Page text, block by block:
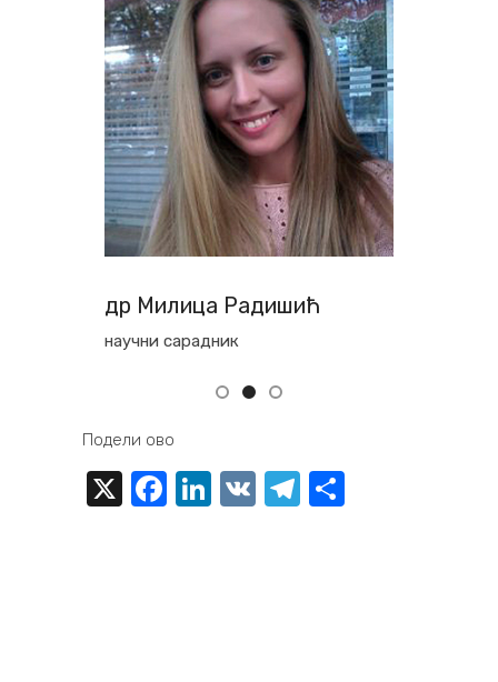
др Милица Радишић
научни сарадник
Подели ово
X Facebook
LinkedIn
VK Telegram